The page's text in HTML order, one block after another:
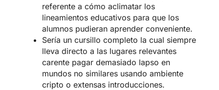
referente a cómo aclimatar los
lineamientos educativos para que los
alumnos pudieran aprender conveniente.
Serí­a un cursillo completo la cual siempre
lleva directo a las lugares relevantes
carente pagar demasiado lapso en
mundos no similares usando ambiente
cripto o extensas introducciones.